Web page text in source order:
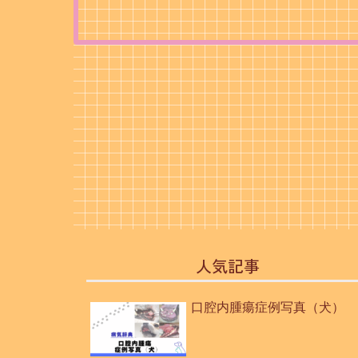
人気記事
口腔内腫瘍症例写真（犬）